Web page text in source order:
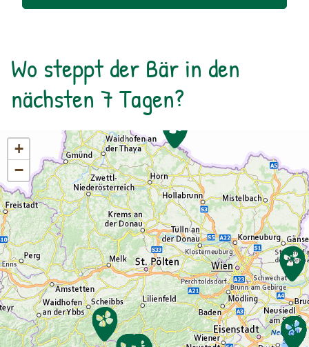
durchgeführt werden. ⁠
Wo steppt der Bär in den
nächsten 7 Tagen?
+
−